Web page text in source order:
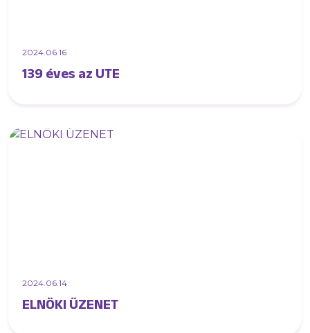
2024.06.16
139 éves az UTE
2024.06.14
ELNÖKI ÜZENET